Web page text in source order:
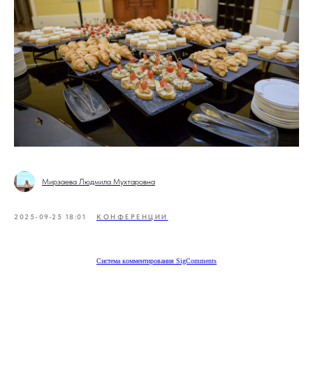
Мирзаева Людмила Мухтаровна
2025-09-25 18:01 КОНФЕРЕНЦИИ
Система комментирования SigComments